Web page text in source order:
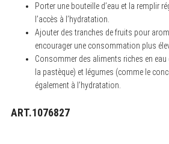
Porter une bouteille d’eau et la remplir
l’accès à l’hydratation.
Ajouter des tranches de fruits pour
encourager une consommation plus
Consommer des aliments riches en
la pastèque) et légumes (comme le
également à l’hydratation.
ART.1076827